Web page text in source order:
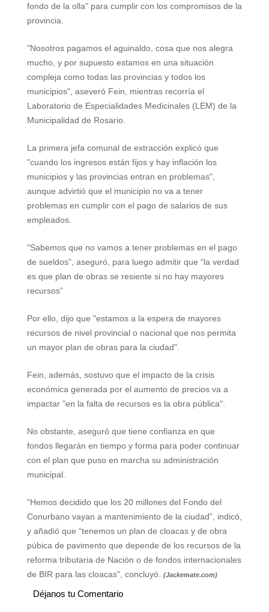
fondo de la olla" para cumplir con los compromisos de la
provincia.
"Nosotros pagamos el aguinaldo, cosa que nos alegra
mucho, y por supuesto estamos en una situación
compleja como todas las provincias y todos los
municipios", aseveró Fein, mientras recorría el
Laboratorio de Especialidades Medicinales (LEM) de la
Municipalidad de Rosario.
La primera jefa comunal de extracción explicó que
"cuando los ingresos están fijos y hay inflación los
municipios y las provincias entran en problemas",
aunque advirtió que el municipio no va a tener
problemas en cumplir con el pago de salarios de sus
empleados.
"Sabemos que no vamos a tener problemas en el pago
de sueldos”, aseguró, para luego admitir que “la verdad
es que plan de obras se resiente si no hay mayores
recursos”
Por ello, dijo que "estamos a la espera de mayores
recursos de nivel provincial o nacional que nos permita
un mayor plan de obras para la ciudad".
Fein, además, sostuvo que el impacto de la crisis
económica generada por el aumento de precios va a
impactar "en la falta de recursos es la obra pública".
No obstante, aseguró que tiene confianza en que
fondos llegarán en tiempo y forma para poder continuar
con el plan que puso en marcha su administración
municipal.
"Hemos decidido que los 20 millones del Fondo del
Conurbano vayan a mantenimiento de la ciudad”, indicó,
y añadió que “tenemos un plan de cloacas y de obra
púbica de pavimento que depende de los recursos de la
reforma tributaria de Nación o de fondos internacionales
de BIR para las cloacas", concluyó.
(Jackemate.com)
Déjanos tu Comentario